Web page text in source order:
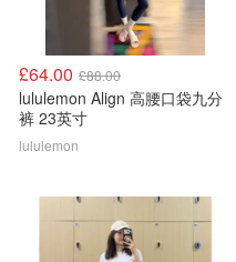
£64.00 £88.00
lululemon Align 高腰口袋九分
裤 23英寸
lululemon